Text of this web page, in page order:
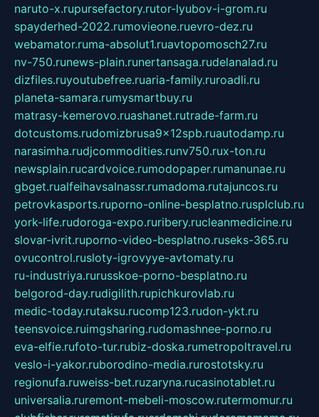
naruto-x.rupursefactory.rutor-lyubov-i-grom.ru
spayderhed-2022.rumovieone.ruevro-dez.ru
webamator.ruma-absolut1.ruavtopomosch27.ru
nv-750.runews-plain.runertansaga.rudelanalad.ru
dizfiles.ruyoutubefree.ruaria-family.ruroadli.ru
planeta-samara.rumysmartbuy.ru
matrasy-kemerovo.ruashanet.rutrade-farm.ru
dotcustoms.rudomizbrusa9x12spb.ruautodamp.ru
narasimha.rudjcommodities.runv750.rux-ton.ru
newsplain.rucardvoice.rumodopaper.rumanunae.ru
gbget.rualfeihavsalnassr.rumadoma.rutajuncos.ru
petrovkasports.ruporno-online-besplatno.rusplclub.ru
york-life.rudoroga-expo.ruribery.rucleanmedicine.ru
slovar-ivrit.ruporno-video-besplatno.ruseks-365.ru
ovucontrol.rusloty-igrovyye-avtomaty.ru
ru-industriya.rurusskoe-porno-besplatno.ru
belgorod-day.rudigilith.rupichkurovlab.ru
medic-today.rutaksu.rucomp123.rudon-ykt.ru
teensvoice.ruimgsharing.rudomashnee-porno.ru
eva-elfie.rufoto-tur.rubiz-doska.rumetropoltravel.ru
veslo-i-yakor.ruborodino-media.rurostotsky.ru
regionufa.ruweiss-bet.ruzaryna.rucasinotablet.ru
universalia.ruremont-mebeli-moscow.rutermomur.ru